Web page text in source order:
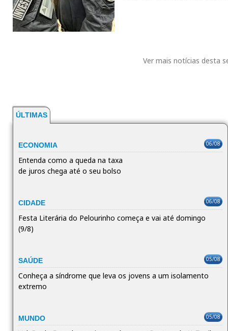
Ver mais notícias desta
ÚLTIMAS
ECONOMIA 06/08
Entenda como a queda na taxa
de juros chega até o seu bolso
CIDADE 06/08
Festa Literária do Pelourinho começa e vai até domingo
(9/8)
SAÚDE 05/08
Conheça a síndrome que leva os jovens a um isolamento
extremo
MUNDO 05/08